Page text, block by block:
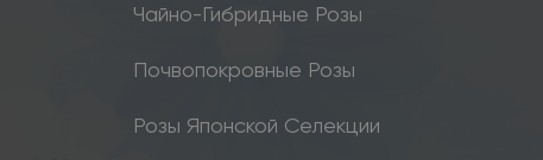
Чайно-Гибридные Розы
Почвопокровные Розы
Розы Японской Селекции